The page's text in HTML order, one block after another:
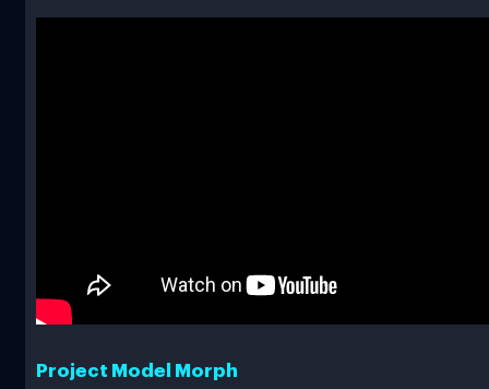
Project Model Morph